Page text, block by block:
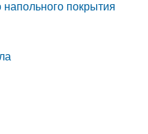
покрытия